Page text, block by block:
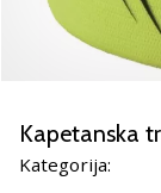
Pronađite
savršen
odbojku!
Pogledajte
naš
Kapetanska
Kategorija: